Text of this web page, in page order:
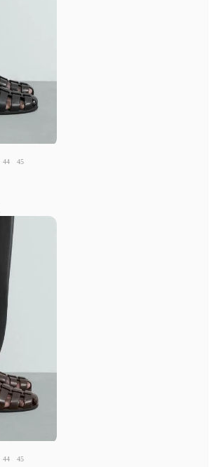
44 45
44 45